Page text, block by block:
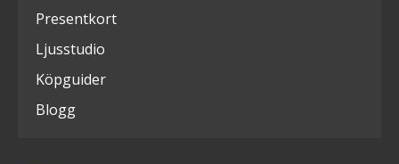
Presentkort
Ljusstudio
Köpguider
Blogg